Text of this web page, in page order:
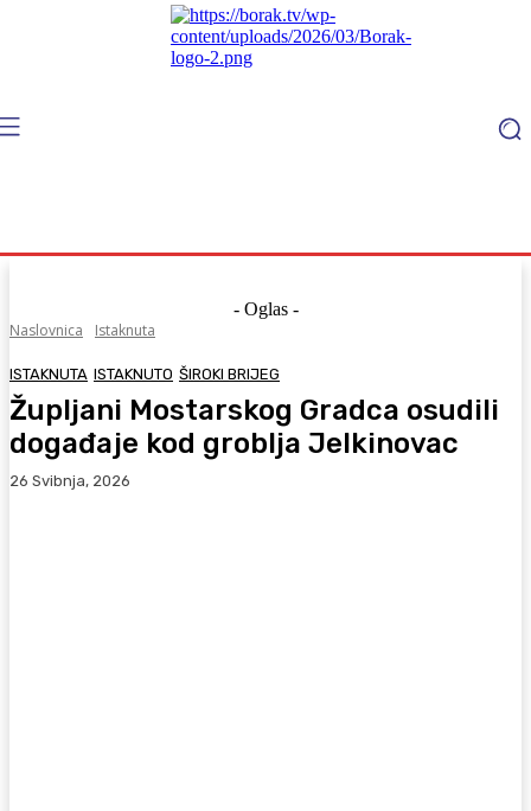
- Oglas -
Naslovnica
Istaknuta
ISTAKNUTA ISTAKNUTO ŠIROKI BRIJEG
Župljani Mostarskog Gradca osudili
događaje kod groblja Jelkinovac
26 Svibnja, 2026